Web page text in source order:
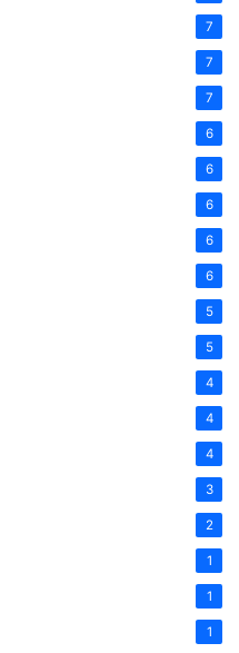
7
7
7
6
6
6
6
6
5
5
4
4
4
3
2
1
1
1